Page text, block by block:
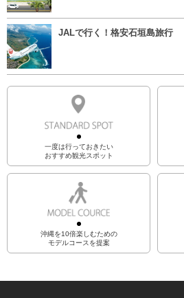
JALで行く！格安石垣島旅行
一度は行っておきたい
おすすめ観光スポット
沖縄を10倍楽しむための
モデルコースを提案